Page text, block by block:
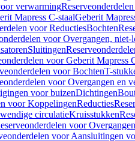
verwarming
Mapress C-staalGeberit
voor ReductiesBochten
voor Overgangen, niet-
Sluitingen
voor Geberit Mapress
voor BochtenT-
voor Overgangen en
voor buizenDichtingen
voor KoppelingenReducties
circulatieKruisstukken
voor
voor Aansluitingen